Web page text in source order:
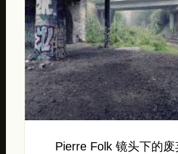
Pierre Folk 镜头下的废